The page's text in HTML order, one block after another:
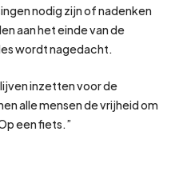
nodig zijn of nadenken
aan het einde van de
wordt nagedacht.
inzetten voor de
alle mensen de vrijheid om
een fiets.”